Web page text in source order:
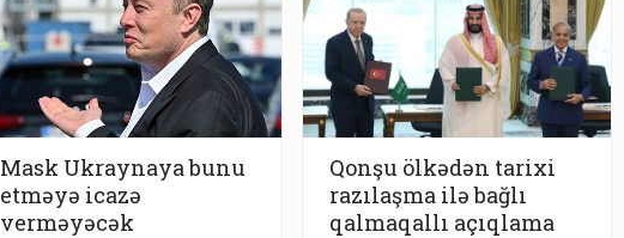
Mask Ukraynaya bunu
etməyə icazə
verməyəcək
Qonşu ölkədən tarixi
razılaşma ilə bağlı
qalmaqallı açıqlama